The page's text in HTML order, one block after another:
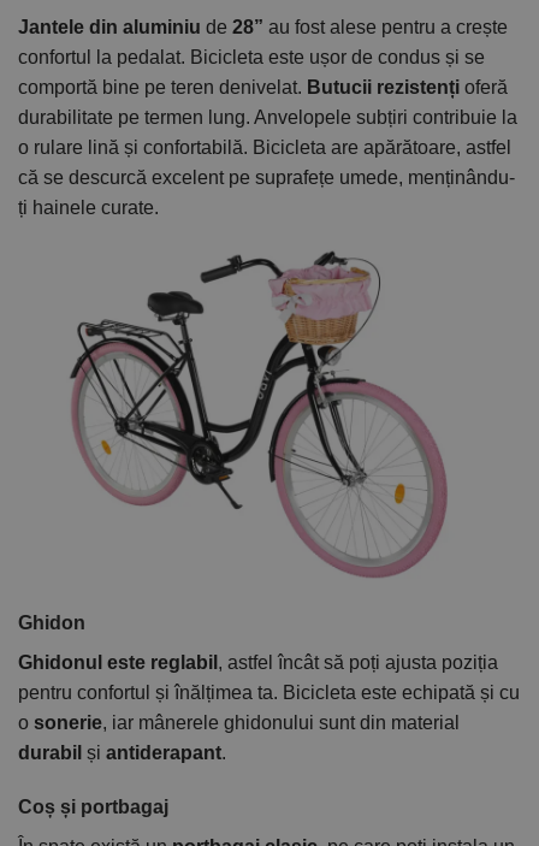
Jantele din aluminiu de 28” au fost alese pentru a crește
confortul la pedalat. Bicicleta este ușor de condus și se
comportă bine pe teren denivelat. Butucii rezistenți oferă
durabilitate pe termen lung. Anvelopele subțiri contribuie la
o rulare lină și confortabilă. Bicicleta are apărătoare, astfel
că se descurcă excelent pe suprafețe umede, menținându-
ți hainele curate.
Ghidon
Ghidonul este reglabil , astfel încât să poți ajusta poziția
pentru confortul și înălțimea ta. Bicicleta este echipată și cu
o sonerie, iar mânerele ghidonului sunt din material
durabil și antiderapant.
Coș și portbagaj